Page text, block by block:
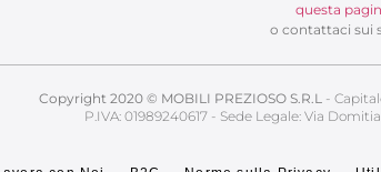
questa
o contattaci sui
Copyright 2020 © MOBILI PREZIOSO S.R.L -
P.IVA: 01989240617 - Sede Legale: Via